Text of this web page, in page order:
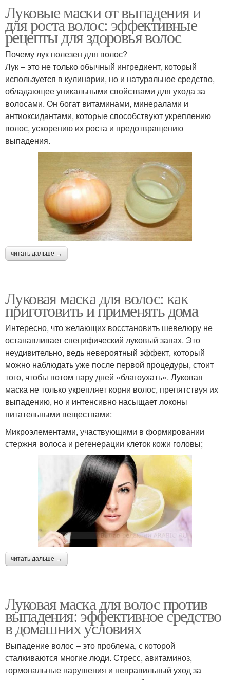
Луковые маски от выпадения и
для роста волос: эффективные
рецепты для здоровья волос
Почему лук полезен для волос?
Лук – это не только обычный ингредиент, который
используется в кулинарии, но и натуральное средство,
обладающее уникальными свойствами для ухода за
волосами. Он богат витаминами, минералами и
антиоксидантами, которые способствуют укреплению
волос, ускорению их роста и предотвращению
выпадения.
читать дальше →
Луковая маска для волос: как
приготовить и применять дома
Интересно, что желающих восстановить шевелюру не
останавливает специфический луковый запах. Это
неудивительно, ведь невероятный эффект, который
можно наблюдать уже после первой процедуры, стоит
того, чтобы потом пару дней «благоухать». Луковая
маска не только укрепляет корни волос, препятствуя их
выпадению, но и интенсивно насыщает локоны
питательными веществами:
Микроэлементами, участвующими в формировании
стержня волоса и регенерации клеток кожи головы;
читать дальше →
Луковая маска для волос против
выпадения: эффективное средство
в домашних условиях
Выпадение волос – это проблема, с которой
сталкиваются многие люди. Стресс, авитаминоз,
гормональные нарушения и неправильный уход за